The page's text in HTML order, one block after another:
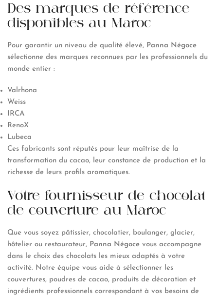
Des marques de référence
disponibles au Maroc
Pour garantir un niveau de qualité élevé, Panna Négoce
sélectionne des marques reconnues par les professionnels du
monde entier :
Valrhona
Weiss
IRCA
RenoX
Lubeca
Ces fabricants sont réputés pour leur maîtrise de la
transformation du cacao, leur constance de production et la
richesse de leurs profils aromatiques.
Votre fournisseur de chocolat
de couverture au Maroc
Que vous soyez pâtissier, chocolatier, boulanger, glacier,
hôtelier ou restaurateur, Panna Négoce vous accompagne
dans le choix des chocolats les mieux adaptés à votre
activité. Notre équipe vous aide à sélectionner les
couvertures, poudres de cacao, produits de décoration et
ingrédients professionnels correspondant à vos besoins de